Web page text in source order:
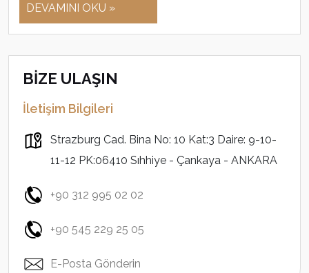
DEVAMINI OKU »
BİZE ULAŞIN
İletişim Bilgileri
Strazburg Cad. Bina No: 10 Kat:3 Daire: 9-10-
11-12 PK:06410 Sıhhiye - Çankaya - ANKARA
+90 312 995 02 02
+90 545 229 25 05
E-Posta Gönderin